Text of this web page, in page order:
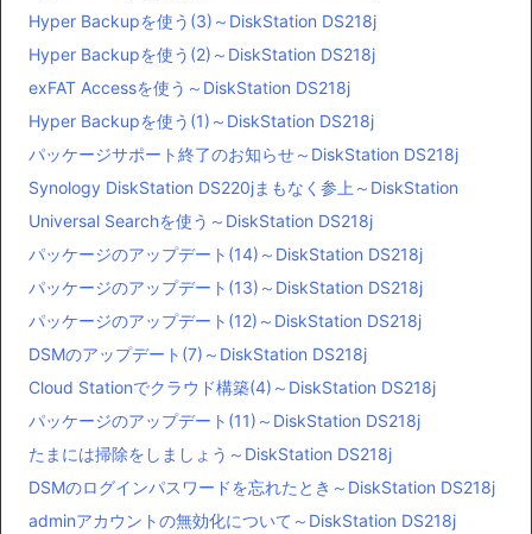
Hyper Backupを使う(3)～DiskStation DS218j
Hyper Backupを使う(2)～DiskStation DS218j
exFAT Accessを使う～DiskStation DS218j
Hyper Backupを使う(1)～DiskStation DS218j
パッケージサポート終了のお知らせ～DiskStation DS218j
Synology DiskStation DS220jまもなく参上～DiskStation
Universal Searchを使う～DiskStation DS218j
パッケージのアップデート(14)～DiskStation DS218j
パッケージのアップデート(13)～DiskStation DS218j
パッケージのアップデート(12)～DiskStation DS218j
DSMのアップデート(7)～DiskStation DS218j
Cloud Stationでクラウド構築(4)～DiskStation DS218j
パッケージのアップデート(11)～DiskStation DS218j
たまには掃除をしましょう～DiskStation DS218j
DSMのログインパスワードを忘れたとき～DiskStation DS218j
adminアカウントの無効化について～DiskStation DS218j